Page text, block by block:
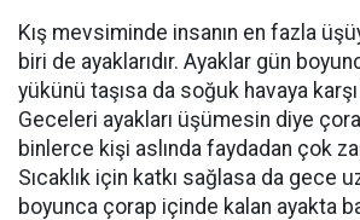
Kış mevsiminde insanın en fazla
biri de ayaklarıdır. Ayaklar gün
yükünü taşısa da soğuk havaya
Geceleri ayakları üşümesin diye
binlerce kişi aslında faydadan çok
Sıcaklık için katkı sağlasa da gece
boyunca çorap içinde kalan ayakta